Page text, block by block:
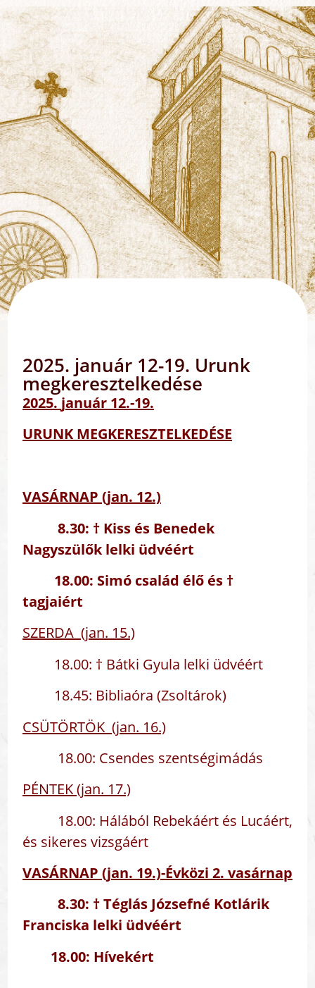
2025. január 12-19. Urunk
megkeresztelkedése
2025. január 12.-19.
URUNK MEGKERESZTELKEDÉSE
VASÁRNAP (jan. 12.)
8.30: † Kiss és Benedek
Nagyszülők lelki üdvéért
18.00: Simó család élő és †
tagjaiért
SZERDA (jan. 15.)
18.00: † Bátki Gyula lelki üdvéért
18.45: Bibliaóra (Zsoltárok)
CSÜTÖRTÖK (jan. 16.)
18.00: Csendes szentségimádás
PÉNTEK (jan. 17.)
18.00: Hálából Rebekáért és Lucáért,
és sikeres vizsgáért
VASÁRNAP (jan. 19.)-Évközi 2. vasárnap
8.30: † Téglás Józsefné Kotlárik
Franciska lelki üdvéért
18.00: Hívekért